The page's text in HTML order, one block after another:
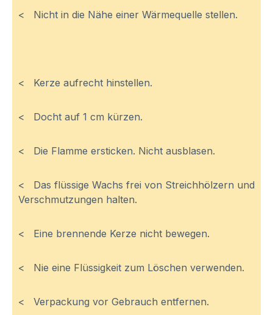
< Nicht in die Nähe einer Wärmequelle stellen.
< Kerze aufrecht hinstellen.
< Docht auf 1 cm kürzen.
< Die Flamme ersticken. Nicht ausblasen.
< Das flüssige Wachs frei von Streichhölzern und
Verschmutzungen halten.
< Eine brennende Kerze nicht bewegen.
< Nie eine Flüssigkeit zum Löschen verwenden.
< Verpackung vor Gebrauch entfernen.